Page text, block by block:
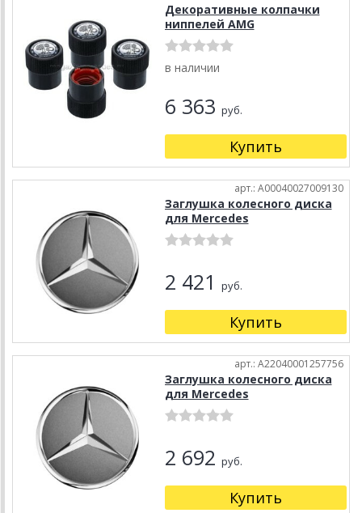
Декоративные колпачки
ниппелей AMG
в наличии
6 363 руб.
Купить
арт.: A00040027009130
Заглушка колесного диска
для Mercedes
2 421 руб.
Купить
арт.: A22040001257756
Заглушка колесного диска
для Mercedes
2 692 руб.
Купить